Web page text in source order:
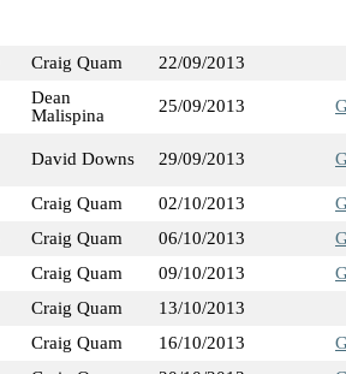
Craig Quam 22/09/2013
Dean
Malispina
25/09/2013
David Downs 29/09/2013
Craig Quam 02/10/2013
Craig Quam 06/10/2013
Craig Quam 09/10/2013
Craig Quam 13/10/2013
Craig Quam 16/10/2013